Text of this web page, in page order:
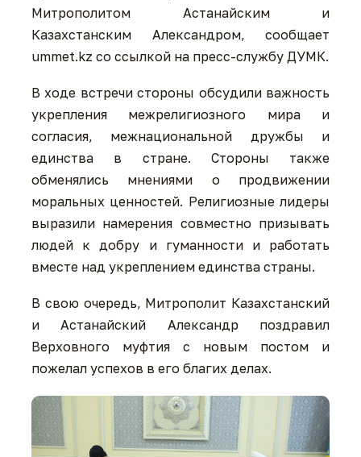
Митрополитом Астанайским и
Казахстанским Александром, сообщает
ummet.kz со ссылкой на пресс-службу ДУМК.
В ходе встречи стороны обсудили важность
укрепления межрелигиозного мира и
согласия, межнациональной дружбы и
единства в стране. Стороны также
обменялись мнениями о продвижении
моральных ценностей. Религиозные лидеры
выразили намерения совместно призывать
людей к добру и гуманности и работать
вместе над укреплением единства страны.
В свою очередь, Митрополит Казахстанский
и Астанайский Александр поздравил
Верховного муфтия с новым постом и
пожелал успехов в его благих делах.